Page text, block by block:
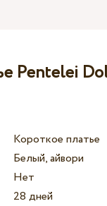
Pentelei
Короткое платье
Белый, айвори
Нет
28 дней